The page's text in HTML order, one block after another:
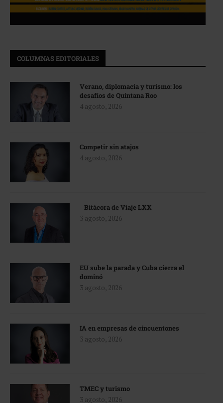
COLUMNAS EDITORIALES
Verano, diplomacia y turismo: los
desafíos de Quintana Roo
4 agosto, 2026
Competir sin atajos
4 agosto, 2026
Bitácora de Viaje LXX
3 agosto, 2026
EU sube la parada y Cuba cierra el
dominó
3 agosto, 2026
IA en empresas de cincuentones
3 agosto, 2026
TMEC y turismo
3 agosto, 2026